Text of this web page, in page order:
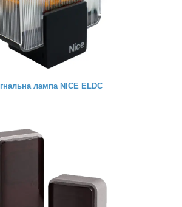
лампа NICE ELDC